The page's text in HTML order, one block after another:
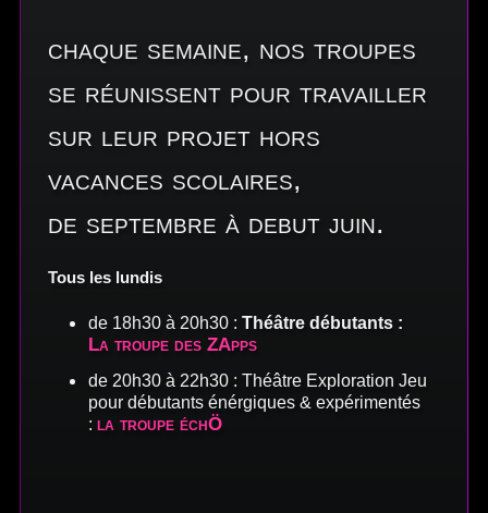
chaque semaine, nos troupes
se réunissent pour travailler
sur leur projet hors
vacances scolaires,
de septembre à debut juin.
Tous les lundis
de 18h30 à 20h30 : Théâtre débutants :
La troupe des ZApps
de 20h30 à 22h30 : Théâtre Exploration Jeu
pour débutants énérgiques & expérimentés
: la troupe échÖ